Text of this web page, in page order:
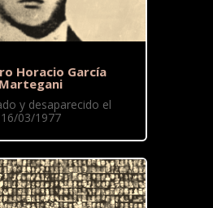
Horacio García
Martegani
y desaparecido el
16/03/1977